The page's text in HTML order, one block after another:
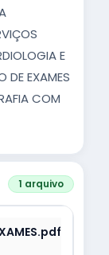
E
DE EXAMES
COM
1 arquivo